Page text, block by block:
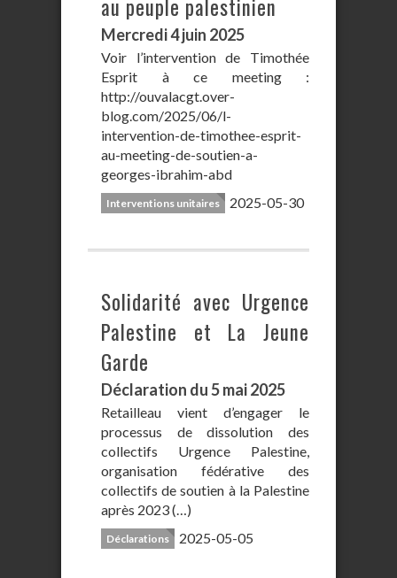
au peuple palestinien
Mercredi 4 juin 2025
Voir l’intervention de Timothée
Esprit à ce meeting :
http://ouvalacgt.over-
blog.com/2025/06/l-
intervention-de-timothee-esprit-
au-meeting-de-soutien-a-
georges-ibrahim-abd
Interventions unitaires 2025-05-30
Solidarité avec Urgence
Palestine et La Jeune
Garde
Déclaration du 5 mai 2025
Retailleau vient d’engager le
processus de dissolution des
collectifs Urgence Palestine,
organisation fédérative des
collectifs de soutien à la Palestine
après 2023 (…)
Déclarations 2025-05-05